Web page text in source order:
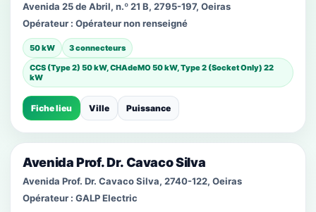
Avenida 25 de Abril, n.º 21 B, 2795-197, Oeiras
Opérateur : Opérateur non renseigné
50 kW
3 connecteurs
CCS (Type 2) 50 kW, CHAdeMO 50 kW, Type 2 (Socket Only) 22
kW
Fiche lieu Ville Puissance
Avenida Prof. Dr. Cavaco Silva
Avenida Prof. Dr. Cavaco Silva, 2740-122, Oeiras
Opérateur : GALP Electric